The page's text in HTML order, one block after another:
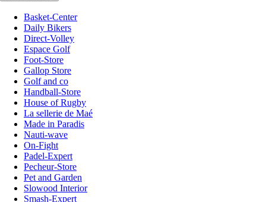
Basket-Center
Daily Bikers
Direct-Volley
Espace Golf
Foot-Store
Gallop Store
Golf and co
Handball-Store
House of Rugby
La sellerie de Maé
Made in Paradis
Nauti-wave
On-Fight
Padel-Expert
Pecheur-Store
Pet and Garden
Slowood Interior
Smash-Expert